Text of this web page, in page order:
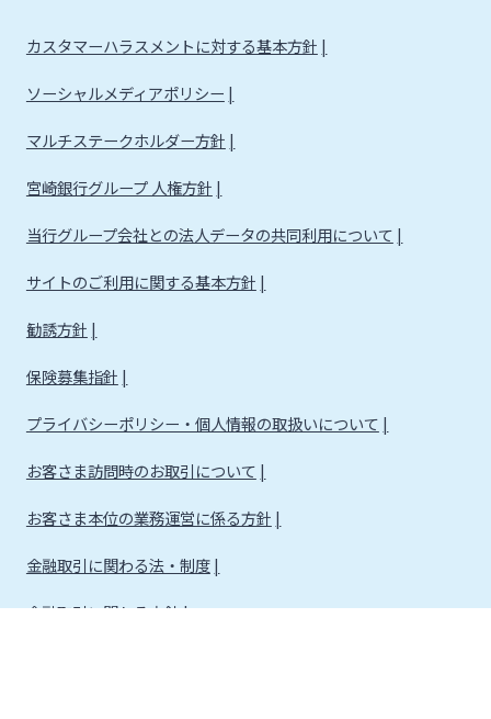
カスタマーハラスメントに対する基本方針
ソーシャルメディアポリシー
マルチステークホルダー方針
宮崎銀行グループ 人権方針
当行グループ会社との法人データの共同利用について
サイトのご利用に関する基本方針
勧誘方針
保険募集指針
プライバシーポリシー・個人情報の取扱いについて
お客さま訪問時のお取引について
お客さま本位の業務運営に係る方針
金融取引に関わる法・制度
金融取引に関わる方針